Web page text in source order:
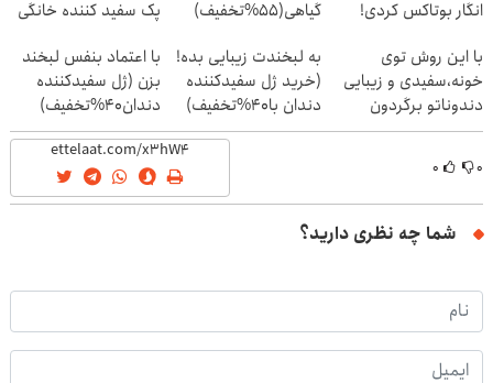
انگار بوتاکس کردی!
گیاهی(55%تخفیف)
پک سفید کننده خانگی
با این روش توی
خونه،سفیدی و زیبایی
دندوناتو برگردون
(40%off)
به لبخندت زیبایی بده!
(خرید ژل سفیدکننده
دندان با40%تخفیف)
با اعتماد بنفس لبخند
بزن (ژل سفیدکننده
دندان40%تخفیف)
۰ ۰
شما چه نظری دارید؟